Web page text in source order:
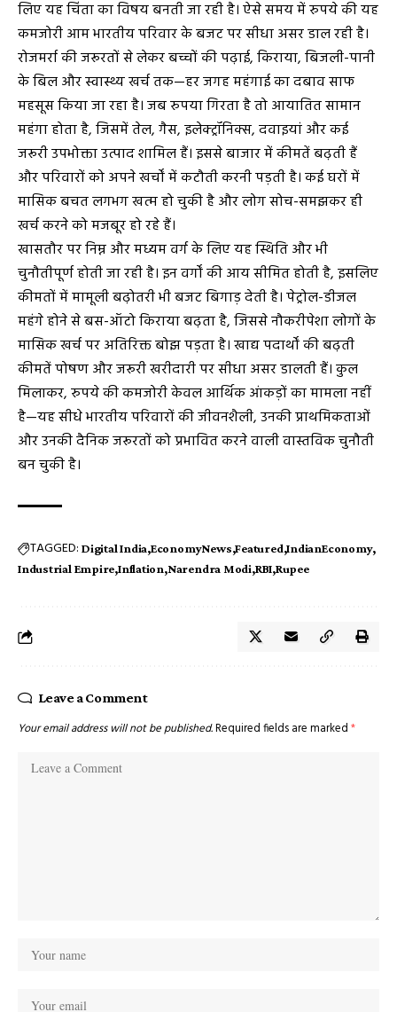
लिए यह चिंता का विषय बनती जा रही है। ऐसे समय में रुपये की यह
कमजोरी आम भारतीय परिवार के बजट पर सीधा असर डाल रही है।
रोजमर्रा की जरूरतों से लेकर बच्चों की पढ़ाई, किराया, बिजली-पानी
के बिल और स्वास्थ्य खर्च तक—हर जगह महंगाई का दबाव साफ
महसूस किया जा रहा है। जब रुपया गिरता है तो आयातित सामान
महंगा होता है, जिसमें तेल, गैस, इलेक्ट्रॉनिक्स, दवाइयां और कई
जरूरी उपभोक्ता उत्पाद शामिल हैं। इससे बाजार में कीमतें बढ़ती हैं
और परिवारों को अपने खर्चों में कटौती करनी पड़ती है। कई घरों में
मासिक बचत लगभग खत्म हो चुकी है और लोग सोच-समझकर ही
खर्च करने को मजबूर हो रहे हैं।
खासतौर पर निम्न और मध्यम वर्ग के लिए यह स्थिति और भी
चुनौतीपूर्ण होती जा रही है। इन वर्गों की आय सीमित होती है, इसलिए
कीमतों में मामूली बढ़ोतरी भी बजट बिगाड़ देती है। पेट्रोल-डीजल
महंगे होने से बस-ऑटो किराया बढ़ता है, जिससे नौकरीपेशा लोगों के
मासिक खर्च पर अतिरिक्त बोझ पड़ता है। खाद्य पदार्थों की बढ़ती
कीमतें पोषण और जरूरी खरीदारी पर सीधा असर डालती हैं। कुल
मिलाकर, रुपये की कमजोरी केवल आर्थिक आंकड़ों का मामला नहीं
है—यह सीधे भारतीय परिवारों की जीवनशैली, उनकी प्राथमिकताओं
और उनकी दैनिक जरूरतों को प्रभावित करने वाली वास्तविक चुनौती
बन चुकी है।
TAGGED: Digital India EconomyNews Featured IndianEconomy
Industrial Empire Inflation Narendra Modi RBI Rupee
Leave a Comment
Your email address will not be published.Required fields are marked *